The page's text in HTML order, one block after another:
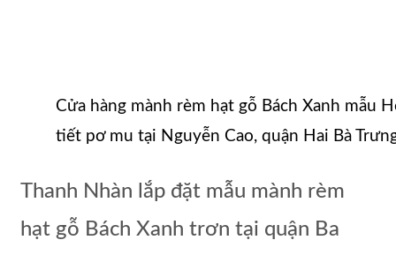
Cửa hàng mành rèm hạt gỗ Bách Xanh mẫu
tiết pơ mu tại Nguyễn Cao, quận Hai Bà
Thanh Nhàn lắp đặt mẫu mành rèm
hạt gỗ Bách Xanh trơn tại quận Ba